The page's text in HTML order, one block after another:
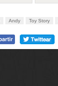
Andy Toy Story